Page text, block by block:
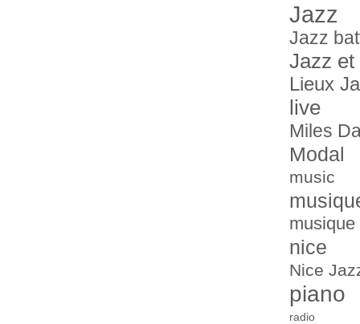
Jazz
Jazz
Jazz et
Lieux
live
Miles
Modal
music
nice
Nice
piano
radio